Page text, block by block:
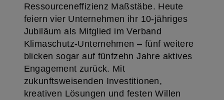
Ressourceneffizienz Maßstäbe. Heute
feiern vier Unternehmen ihr 10-jähriges
Jubiläum als Mitglied im Verband
Klimaschutz-Unternehmen – fünf weitere
blicken sogar auf fünfzehn Jahre aktives
Engagement zurück. Mit
zukunftsweisenden Investitionen,
kreativen Lösungen und festen Willen